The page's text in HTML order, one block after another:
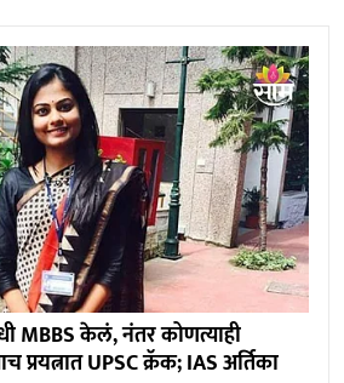
MBBS केलं, नंतर कोणत्याही
प्रयत्नात UPSC क्रॅक; IAS अर्तिका